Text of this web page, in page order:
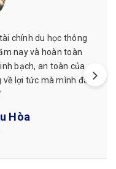
từng được hỗ trợ chứng
phải chăng, nhân viên nhiệt
đã từng làm ở nơi khác
CMTC Việt Nam mình thấy